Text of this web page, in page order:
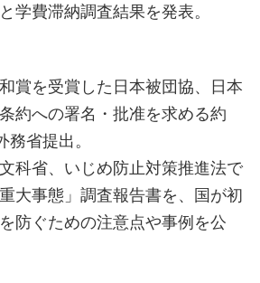
学費滞納調査結果を発表。
賞を受賞した日本被団協、日本
約への署名・批准を求める約
省提出。
科省、いじめ防止対策推進法で
大事態」調査報告書を、国が初
防ぐための注意点や事例を公